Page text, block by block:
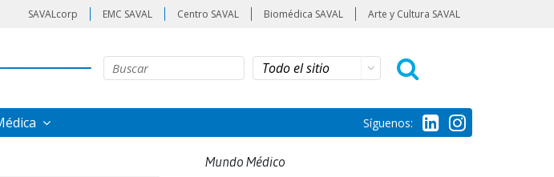
SAVALcorp EMC SAVAL Centro SAVAL Biomédica SAVAL Arte y Cultura SAVAL
Síguenos:
Mundo Médico